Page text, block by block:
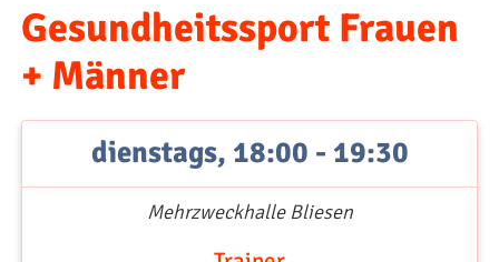
Gesundheitssport Frauen
+ Männer
dienstags, 18:00 - 19:30
Mehrzweckhalle Bliesen